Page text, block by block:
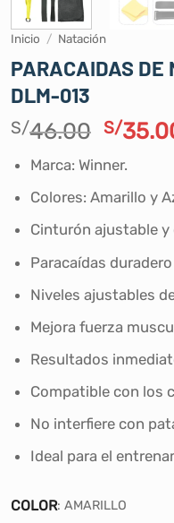
Inicio / Natación
PARACAIDAS DE
DLM-013
S/46.00 El
original
era:
S/
S/
Marca: Winner.
Colores: Amarillo y
Cinturón ajustable y
Paracaídas
Niveles ajustables
Mejora fuerza
Resultados
Compatible con los
No interfiere con
Ideal para el
COLOR: AMARILLO